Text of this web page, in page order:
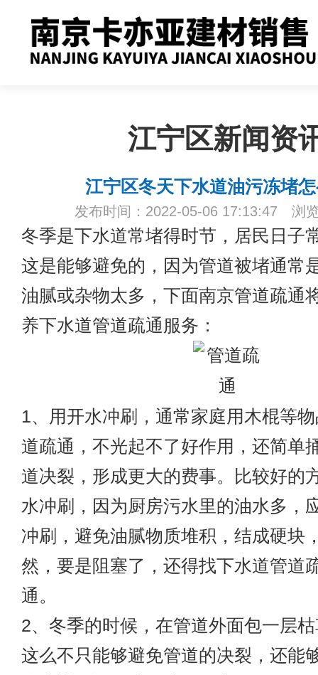
江宁区新闻资
江宁区冬天下水道油污冻堵
发布时间：2022-05-06 17:13:47 浏
冬季是下水道常堵得时节，居民日子
这是能够避免的，因为管道被堵通常
油腻或杂物太多，下面南京管道疏通
养下水道管道疏通服务：
1、用开水冲刷，通常家庭用木棍等
道疏通，不光起不了好作用，还简单
道决裂，形成更大的费事。比较好的
水冲刷，因为厨房污水里的油水多，
冲刷，避免油腻物质堆积，结成硬块
然，要是阻塞了，还得找下水道管道
通。
2、冬季的时候，在管道外面包一层
这么不只能够避免管道的决裂，还能